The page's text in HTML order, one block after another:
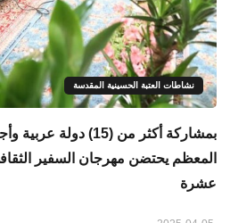
نشاطات العتبة الحسينية المقدسة
بمشاركة أكثر من (15)
المعظم يحتضن مهرجان السفير
عشرة